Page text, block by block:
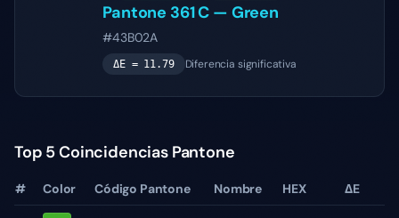
Pantone 361 C — Green
#43B02A
ΔE = 11.79 Diferencia significativa
Top 5 Coincidencias Pantone
# Color Código Pantone Nombre HEX ΔE